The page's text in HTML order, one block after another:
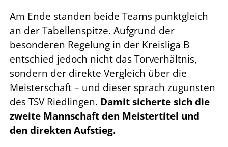
Am Ende standen beide Teams punktgleich
an der Tabellenspitze. Aufgrund der
besonderen Regelung in der Kreisliga B
entschied jedoch nicht das Torverhältnis,
sondern der direkte Vergleich über die
Meisterschaft – und dieser sprach zugunsten
des TSV Riedlingen. Damit sicherte sich die
zweite Mannschaft den Meistertitel und
den direkten Aufstieg.